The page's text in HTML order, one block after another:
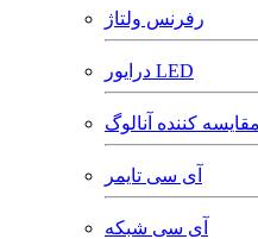
رفرنس ولتاژ
درایور LED
مقایسه کننده آنالوگ
آی سی تایمر
آی سی شبکه